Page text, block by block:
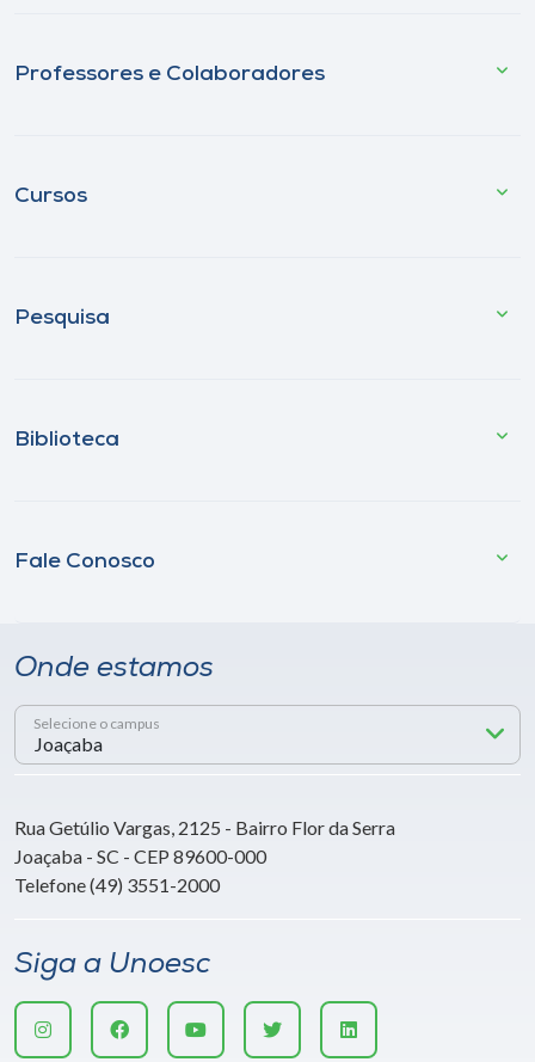
Professores e Colaboradores
Cursos
Pesquisa
Biblioteca
Fale Conosco
Onde estamos
Selecione o campus
Rua Getúlio Vargas, 2125 - Bairro Flor da Serra
Joaçaba - SC - CEP 89600-000
Telefone (49) 3551-2000
Siga a Unoesc